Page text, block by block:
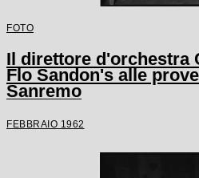
FOTO
Il direttore d'orchestra
Flo Sandon's alle
Sanremo
FEBBRAIO 1962